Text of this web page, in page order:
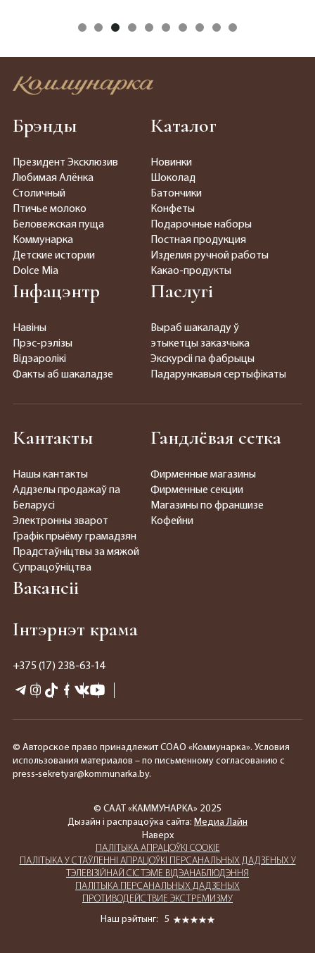
ПАЛIТЫКА АПРАЦОЎКІ COOKIE
ПАЛIТЫКА У СТАЎЛЕННІ АПРАЦОЎКІ ПЕРСАНАЛЬНЫХ ДАДЗЕНЫХ У
ТЭЛЕВІЗІЙНАЙ СІСТЭМЕ ВІДЭАНАБЛЮДЭННЯ
ПАЛIТЫКА ПЕРСАНАЛЬНЫХ ДАДЗЕНЫХ
ПРОТИВОДЕЙСТВИЕ ЭКСТРЕМИЗМУ
Наш рэйтынг:
5
Брэнды
Президент Эксклюзив
Любимая Алёнка
Столичный
Птичье молоко
Беловежская пуща
Коммунарка
Детские истории
Dolce Mia
Каталог
Новинки
Шоколад
Батончики
Конфеты
Подарочные наборы
Постная продукция
Изделия ручной работы
Какао-продукты
Інфацэнтр
Навіны
Прэс-рэлізы
Відэаролікі
Факты аб шакаладзе
Паслугі
Выраб шакаладу ў
этыкетцы заказчыка
Экскурсіі па фабрыцы
Падарункавыя сертыфікаты
Кантакты
Нашы кантакты
Аддзелы продажаў па
Беларусі
Электронны зварот
Графік прыёму грамадзян
Прадстаўніцтвы за мяжой
Супрацоўніцтва
Гандлёвая сетка
Фирменные магазины
Фирменные секции
Магазины по франшизе
Кофейни
Вакансіі
Інтэрнэт крама
+375 (17) 238-63-14
© Авторское право принадлежит СОАО «Коммунарка». Условия
использования материалов – по письменному согласованию с
press-sekretyar@kommunarka.by.
© СААТ «КАММУНАРКА» 2025
Дызайн і распрацоўка сайта: Медиа Лайн
Наверх